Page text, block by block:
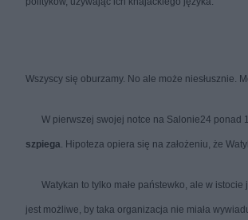
Wszyscy się oburzamy. No ale może niesłusznie.
W pierwszej swojej notce na Salonie24 ponad
szpiega. Hipoteza opiera się na założeniu, że
Watykan to tylko małe państewko, ale w
jest możliwe, by taka organizacja nie miała